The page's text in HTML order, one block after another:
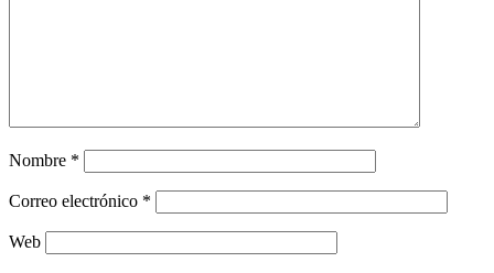
Nombre *
Correo electrónico *
Web